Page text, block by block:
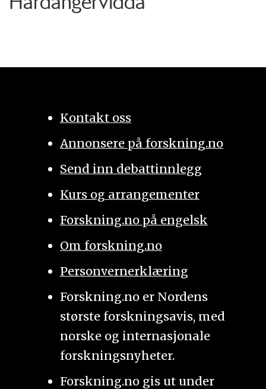
Kontakt oss
Annonsere på forskning.no
Send inn debattinnlegg
Kurs og arrangementer
Forskning.no på engelsk
Om forskning.no
Personvernerklæring
Forskning.no er Nordens
største forskningsavis, med
norske og internasjonale
forskningsnyheter.
Forskning.no gis ut under